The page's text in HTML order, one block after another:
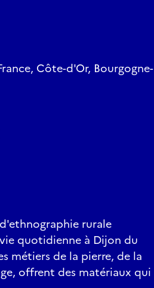
Côte-d'Or, Bourgogne-
rurale
quotidienne à Dijon du
métiers de la pierre, de la
offrent des matériaux qui